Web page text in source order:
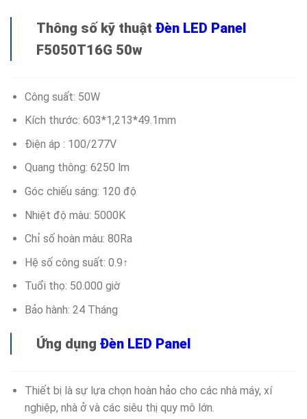
Thông số kỹ thuật Đèn LED Panel
F5050T16G 50w
Công suất: 50W
Kích thước: 603*1,213*49.1mm
Điện áp : 100/277V
Quang thông: 6250 lm
Góc chiếu sáng: 120 độ
Nhiệt độ màu: 5000K
Chỉ số hoàn màu: 80Ra
Hệ số công suất: 0.9↑
Tuổi thọ: 50.000 giờ
Bảo hành: 24 Tháng
Ứng dụng Đèn LED Panel
Thiết bị là sự lựa chọn hoàn hảo cho các nhà máy, xí
nghiệp, nhà ở và các siêu thị quy mô lớn.